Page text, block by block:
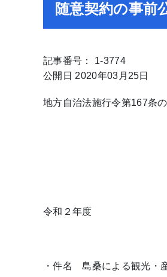
随意契約の事前
記事番号： 1-3774
公開日 2020年03月25日
地方自治法施行令第167条
令和２年度
・件名 島桑による観光・